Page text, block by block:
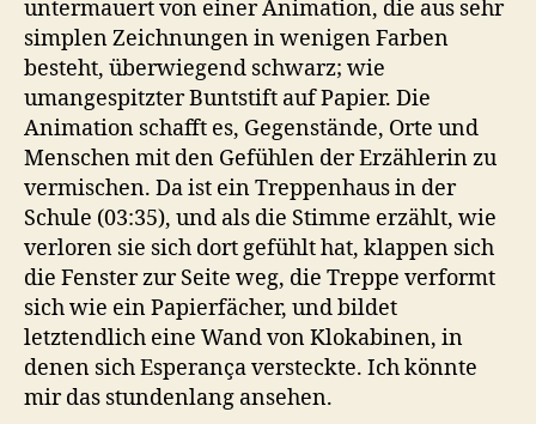
untermauert von einer Animation, die aus sehr
simplen Zeichnungen in wenigen Farben
besteht, überwiegend schwarz; wie
umangespitzter Buntstift auf Papier. Die
Animation schafft es, Gegenstände, Orte und
Menschen mit den Gefühlen der Erzählerin zu
vermischen. Da ist ein Treppenhaus in der
Schule (03:35), und als die Stimme erzählt, wie
verloren sie sich dort gefühlt hat, klappen sich
die Fenster zur Seite weg, die Treppe verformt
sich wie ein Papierfächer, und bildet
letztendlich eine Wand von Klokabinen, in
denen sich Esperança versteckte. Ich könnte
mir das stundenlang ansehen.